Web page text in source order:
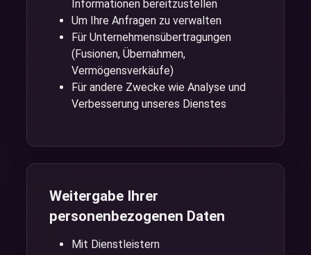
Informationen bereitzustellen
Um Ihre Anfragen zu verwalten
Für Unternehmensübertragungen
(Fusionen, Übernahmen,
Vermögensverkäufe)
Für andere Zwecke wie Analyse und
Verbesserung unseres Dienstes
Weitergabe Ihrer
personenbezogenen Daten
Mit Dienstleistern